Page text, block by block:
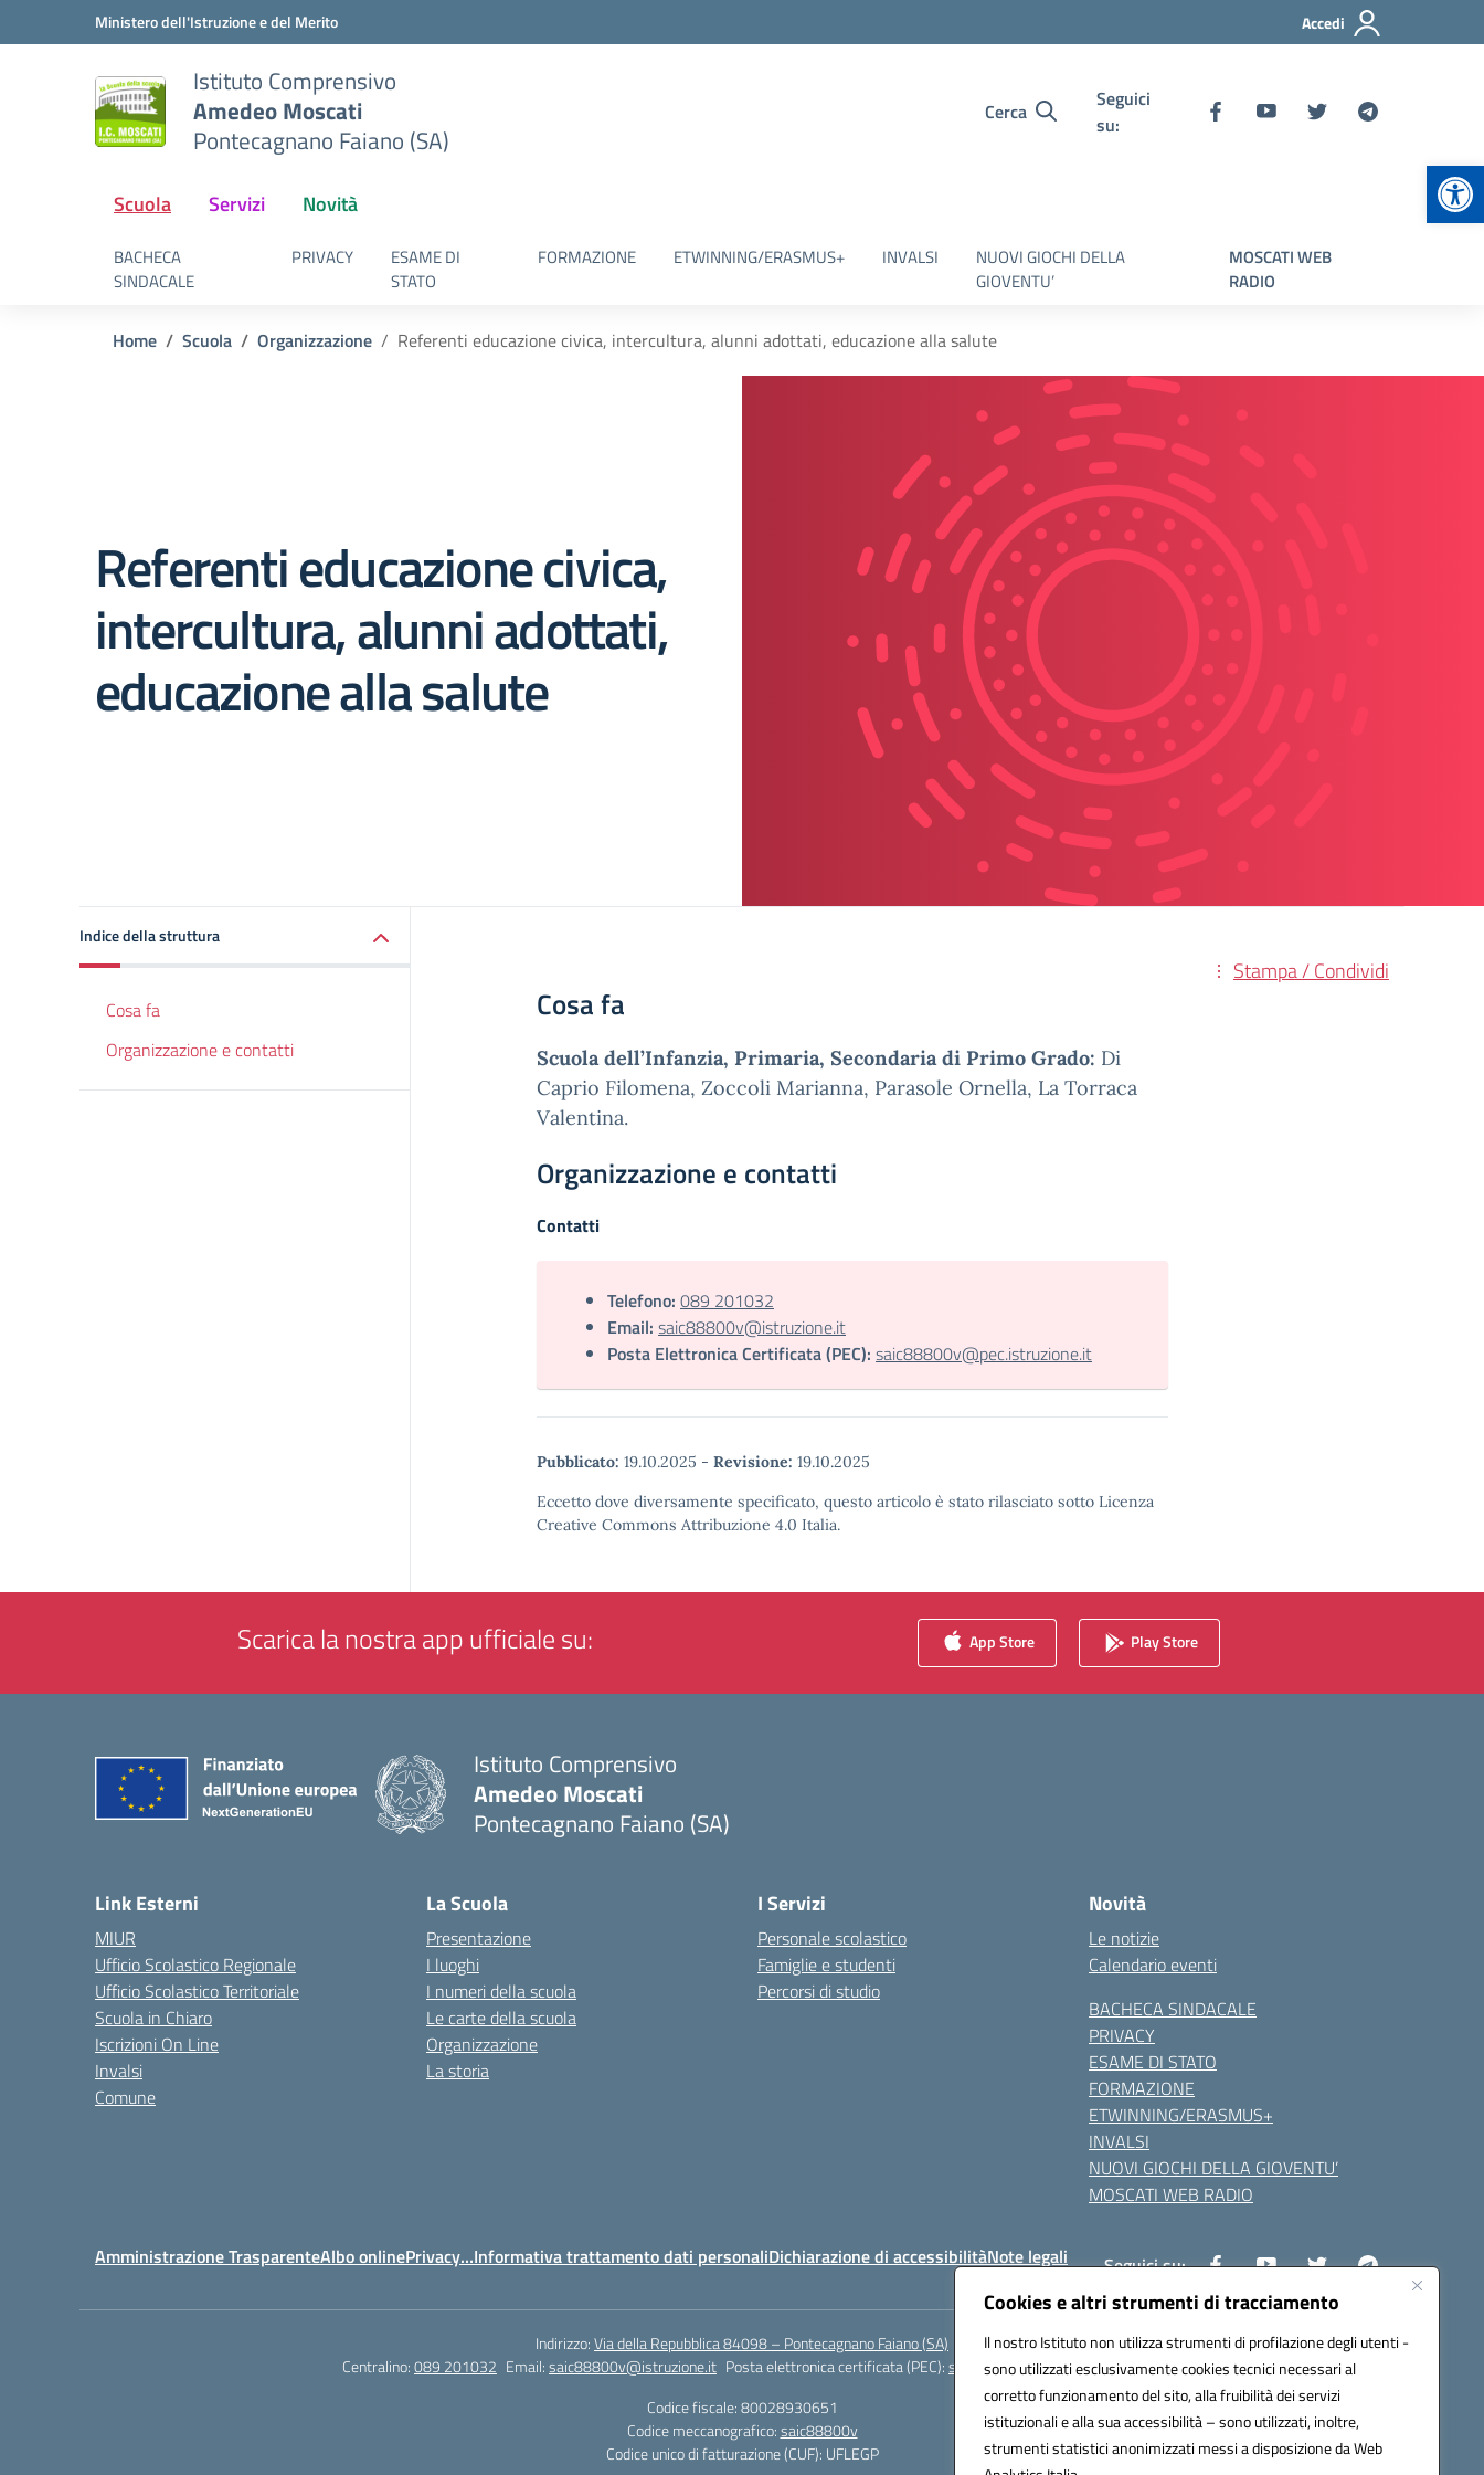
Cookies e altri strumenti di tracciamento
Il nostro Istituto non utilizza strumenti di profilazione degli utenti -
sono utilizzati esclusivamente cookies tecnici necessari al
corretto funzionamento del sito, alla fruibilità dei servizi
istituzionali e alla sua accessibilità – sono utilizzati, inoltre,
strumenti statistici anonimizzati messi a disposizione da Web
Vai ai contenuti
Vai al menu di navigazioneMinistero dell'Istruzione e del Merito Accedi
Istituto Comprensivo
Amedeo Moscati
Pontecagnano Faiano (SA)
Cerca
Seguici
su:
Scuola Servizi Novità
BACHECA
SINDACALE
PRIVACY
ESAME DI
STATO
FORMAZIONE ETWINNING/ERASMUS+ INVALSI
NUOVI GIOCHI DELLA
GIOVENTU’
MOSCATI WEB
RADIO
Home Scuola Organizzazione Referenti educazione civica, intercultura, alunni adottati, educazione alla salute
Referenti educazione civica,
intercultura, alunni adottati,
educazione alla salute
Indice della struttura
Cosa fa
Organizzazione e contatti
Stampa / Condividi
Cosa fa
Scuola dell’Infanzia, Primaria, Secondaria di Primo Grado: Di
Caprio Filomena, Zoccoli Marianna, Parasole Ornella, La Torraca
Valentina.
Organizzazione e contatti
Contatti
Telefono: 089 201032
Email: saic88800v@istruzione.it
Posta Elettronica Certificata (PEC): saic88800v@pec.istruzione.it
Pubblicato: 19.10.2025 - Revisione: 19.10.2025
Eccetto dove diversamente specificato, questo articolo è stato rilasciato sotto Licenza
Creative Commons Attribuzione 4.0 Italia.
Scarica la nostra app ufficiale su: App Store Play Store
Istituto Comprensivo
Amedeo Moscati
Pontecagnano Faiano (SA)
Link Esterni
MIUR
Ufficio Scolastico Regionale
Ufficio Scolastico Territoriale
Scuola in Chiaro
Iscrizioni On Line
Invalsi
Comune
La Scuola
Presentazione
I luoghi
I numeri della scuola
Le carte della scuola
Organizzazione
La storia
I Servizi
Personale scolastico
Famiglie e studenti
Percorsi di studio
Novità
Le notizie
Calendario eventi
BACHECA SINDACALE
PRIVACY
ESAME DI STATO
FORMAZIONE
ETWINNING/ERASMUS+
INVALSI
NUOVI GIOCHI DELLA GIOVENTU’
MOSCATI WEB RADIO
Amministrazione TrasparenteAlbo onlinePrivacy…Informativa trattamento dati personaliDichiarazione di accessibilitàNote legali Seguici su:
Indirizzo:Via della Repubblica 84098 – Pontecagnano Faiano (SA)
Centralino:089 201032 Email:saic88800v@istruzione.it Posta elettronica certificata (PEC):saic88800v@pec.istruzione.it
Codice fiscale: 80028930651
Codice meccanografico:saic88800v
Codice unico di fatturazione (CUF): UFLEGP